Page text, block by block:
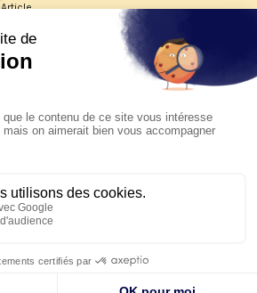
Article
Les reportages d'été 2026 de KTO
La visite pastorale du pape Léon
XIV à Assise à suivre sur KTO le
jeudi 6 août
Le pape en Uruguay, Argentine et
Pérou du 6 au 17 novembre 2026